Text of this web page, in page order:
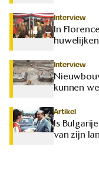
Interview
In
Interview
kunnen
Artikel
Is
van zijn